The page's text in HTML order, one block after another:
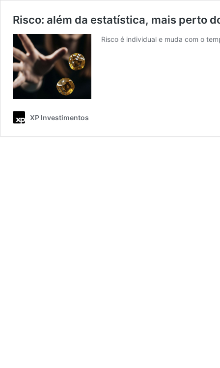
Risco: além da estatística, mais perto
Risco é individual e muda com o
XP Investimentos